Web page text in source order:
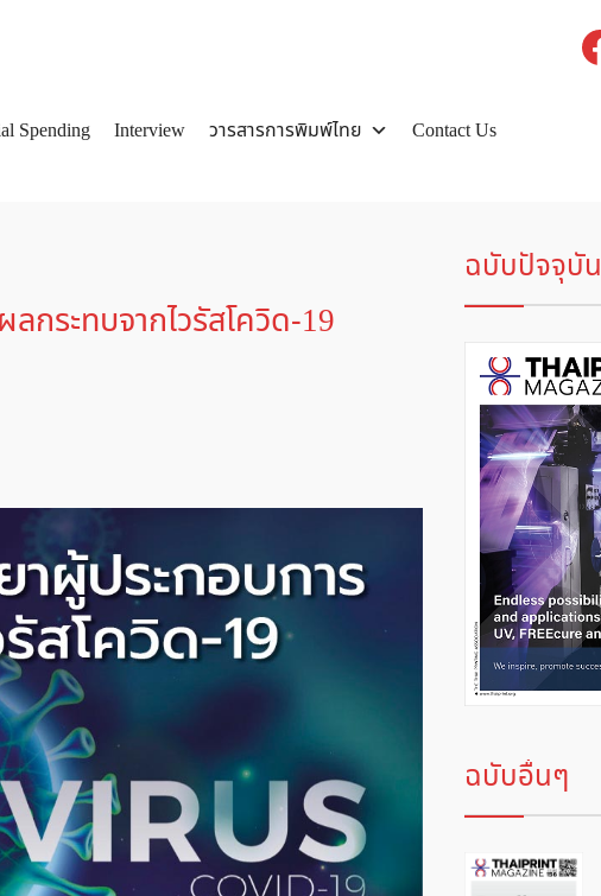
Spending Interview วารสารการพิมพ์ไทย
Contact Us
กระทบจากไวรัสโควิด-19
ฉบับปัจจุบัน
ฉบับอื่นๆ